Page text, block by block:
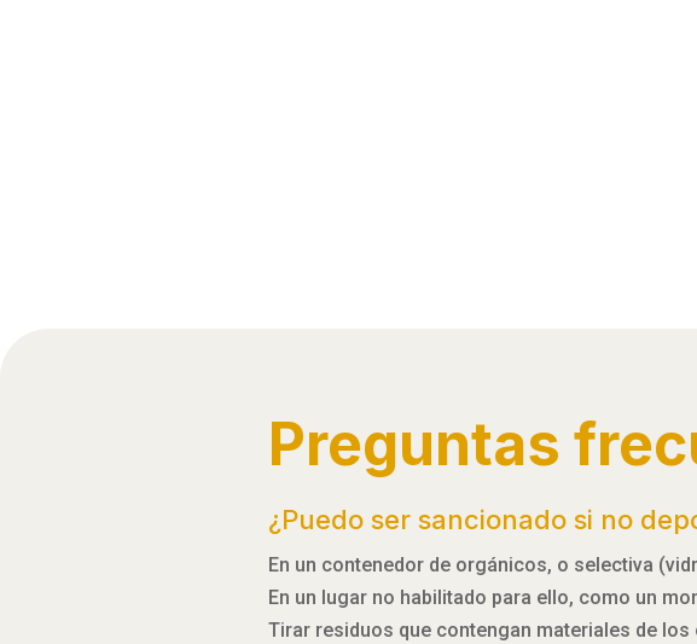
Preguntas
¿Puedo ser sancionado si no
En un contenedor de orgánicos, o selectiva
En un lugar no habilitado para ello, como un
Tirar residuos que contengan materiales de